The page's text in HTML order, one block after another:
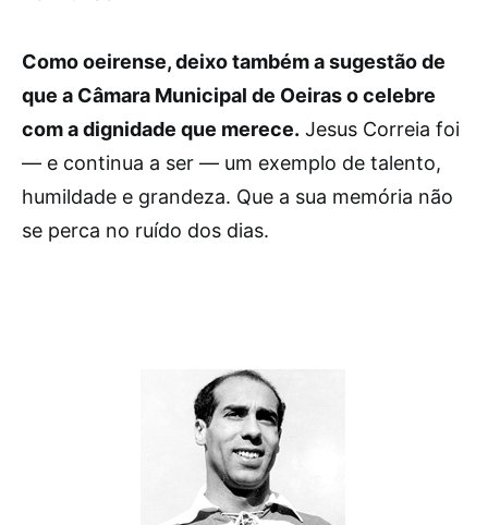
Como oeirense, deixo também a sugestão de
que a Câmara Municipal de Oeiras o celebre
com a dignidade que merece. Jesus Correia foi
— e continua a ser — um exemplo de talento,
humildade e grandeza. Que a sua memória não
se perca no ruído dos dias.